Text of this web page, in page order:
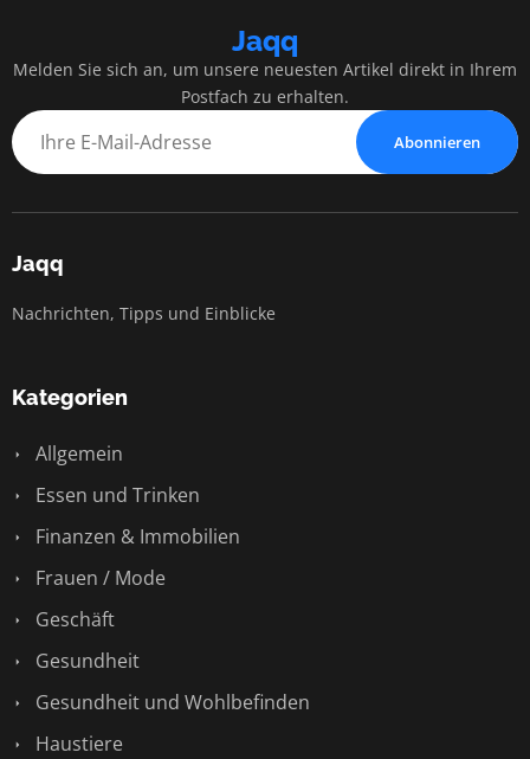
Jaqq
Melden Sie sich an, um unsere neuesten Artikel direkt in Ihrem
Postfach zu erhalten.
Abonnieren
Jaqq
Nachrichten, Tipps und Einblicke
Kategorien
Allgemein
Essen und Trinken
Finanzen & Immobilien
Frauen / Mode
Geschäft
Gesundheit
Gesundheit und Wohlbefinden
Haustiere